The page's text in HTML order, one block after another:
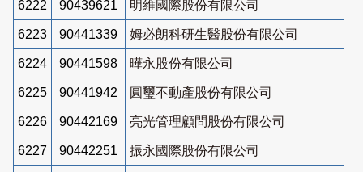
6222 90439621 明維國際股份有限公司
6223 90441339 姆必朗科研生醫股份有限公司
6224 90441598 曄永股份有限公司
6225 90441942 圓璽不動產股份有限公司
6226 90442169 亮光管理顧問股份有限公司
6227 90442251 振永國際股份有限公司